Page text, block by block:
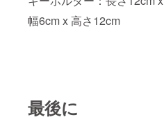
幅6cm x 高さ12cm
最後に